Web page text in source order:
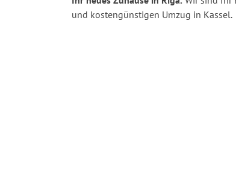
und kostengünstigen Umzug in Kassel.